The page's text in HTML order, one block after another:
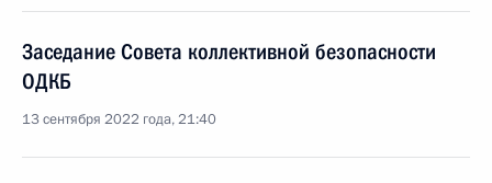
Заседание Совета коллективной безопасности
ОДКБ
13 сентября 2022 года, 21:40